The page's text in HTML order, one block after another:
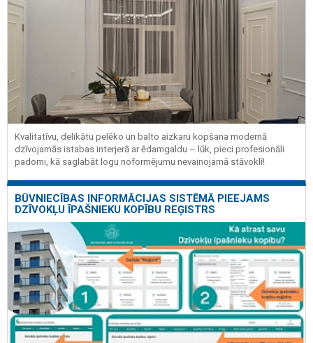
Kvalitatīvu, delikātu pelēko un balto aizkaru kopšana modernā
dzīvojamās istabas interjerā ar ēdamgaldu – lūk, pieci profesionāli
padomi, kā saglabāt logu noformējumu nevainojamā stāvoklī!
BŪVNIECĪBAS INFORMĀCIJAS SISTĒMĀ PIEEJAMS
DZĪVOKĻU ĪPAŠNIEKU KOPĪBU REĢISTRS